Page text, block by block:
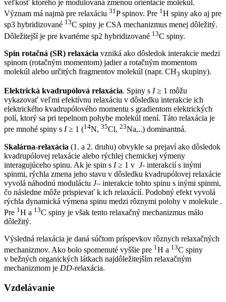
veľkosť ktorého je modulovaná zmenou orientácie molekúl.
Význam má najmä pre relaxáciu 31P spinov. Pre 1H spiny ako aj pre
sp3 hybridizované 13C spiny je CSA mechanizmus menej dôležitý.
Dôležitejší je pre kvartérne sp2 hybridizované 13C spiny.
Spin rotačná (SR) relaxácia vzniká ako dôsledok interakcie medzi
spinom (rotačným momentom) jadier a rotačným momentom
molekúl alebo určitých fragmentov molekúl (napr. CH3 skupiny).
Elektrická kvadrupólová relaxácia. Spiny s I≥ 1 môžu
vykazovať veľmi efektívnu relaxáciu v dôsledku interakcie ich
elektrického kvadrupólového momentu s gradientom elektrických
polí, ktorý sa pri tepelnom pohybe molekúl mení. Táto relaxácia je
pre mnohé spiny s I≥ 1 (14N, 35Cl, 23Na,..) dominantná.
Skalárna-relaxácia (1. a 2. druhu) obvykle sa prejaví ako dôsledok
kvadrupólovej relaxácie alebo rýchlej chemickej výmeny
interagujúceho spinu. Ak je spin s I≥ 1 v J- interakcií s inými
spinmi, rýchla zmena jeho stavu v dôsledku kvadrupólovej relaxácie
vyvolá náhodnú moduláciu J– interakcie tohto spinu s inými spinmi,
čo následne môže prispievať k ich relaxácií. Podobný efekt vyvolá
rýchla dynamická výmena spinu medzi rôznymi polohy v molekule .
Pre 1 H a 13C spiny je však tento relaxačný mechanizmus málo
dôležitý.
Výsledná relaxácia je daná súčtom príspevkov rôznych relaxačných
mechanizmov. Ako bolo spomenuté vyššie pre 1 H a 13C spiny
v bežných organických látkach najdôležitejším relaxačným
mechanizmom je DD-relaxácia.
Vzdelávanie